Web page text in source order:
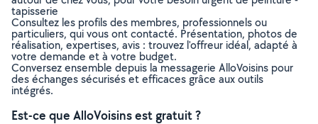
tapisserie
Consultez les profils des membres, professionnels ou
particuliers, qui vous ont contacté. Présentation, photos de
réalisation, expertises, avis : trouvez l'offreur idéal, adapté à
votre demande et à votre budget.
Conversez ensemble depuis la messagerie AlloVoisins pour
des échanges sécurisés et efficaces grâce aux outils
intégrés.
Est-ce que AlloVoisins est gratuit ?